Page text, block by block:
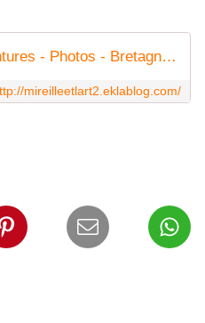
Au delà des cimes - Peintures - Photos - Bretagne - Pyrénées.
mireilleetlart2.eklablog.com/